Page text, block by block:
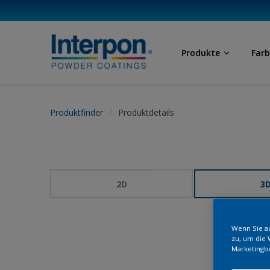
Produkte
Produktfinder Produktdetails
2D 3D
Wenn Sie
zu, um die